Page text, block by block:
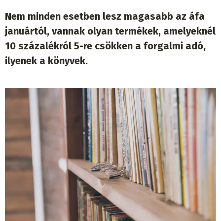
Nem minden esetben lesz magasabb az áfa
januártól, vannak olyan termékek, amelyeknél
10 százalékról 5-re csökken a forgalmi adó,
ilyenek a könyvek.